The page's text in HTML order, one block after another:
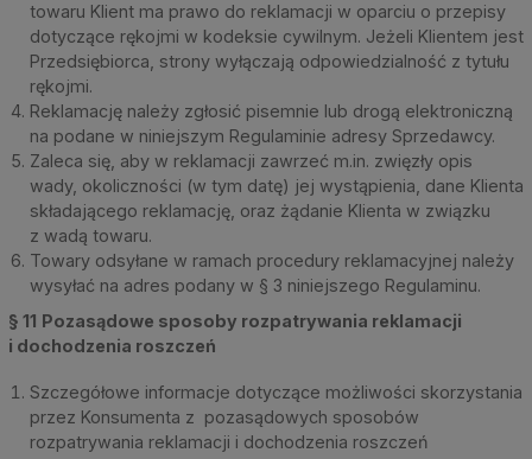
towaru Klient ma prawo do reklamacji w oparciu o przepisy
dotyczące rękojmi w kodeksie cywilnym. Jeżeli Klientem jest
Przedsiębiorca, strony wyłączają odpowiedzialność z tytułu
rękojmi.
Reklamację należy zgłosić pisemnie lub drogą elektroniczną
na podane w niniejszym Regulaminie adresy Sprzedawcy.
Zaleca się, aby w reklamacji zawrzeć m.in. zwięzły opis
wady, okoliczności (w tym datę) jej wystąpienia, dane Klienta
składającego reklamację, oraz żądanie Klienta w związku
z wadą towaru.
Towary odsyłane w ramach procedury reklamacyjnej należy
wysyłać na adres podany w § 3 niniejszego Regulaminu.
§ 11 Pozasądowe sposoby rozpatrywania reklamacji
i dochodzenia roszczeń
Szczegółowe informacje dotyczące możliwości skorzystania
przez Konsumenta z pozasądowych sposobów
rozpatrywania reklamacji i dochodzenia roszczeń